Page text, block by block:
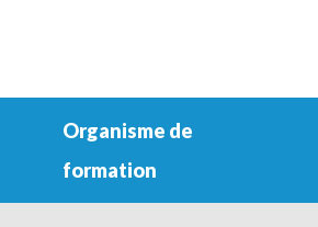
Organisme de
formation